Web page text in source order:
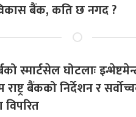
बैंक, कति छ नगद ?
स्मार्टसेल घोटलाः
बैंकको निर्देशन र